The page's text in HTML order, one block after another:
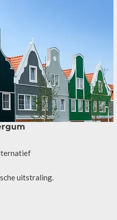
uitstraling.